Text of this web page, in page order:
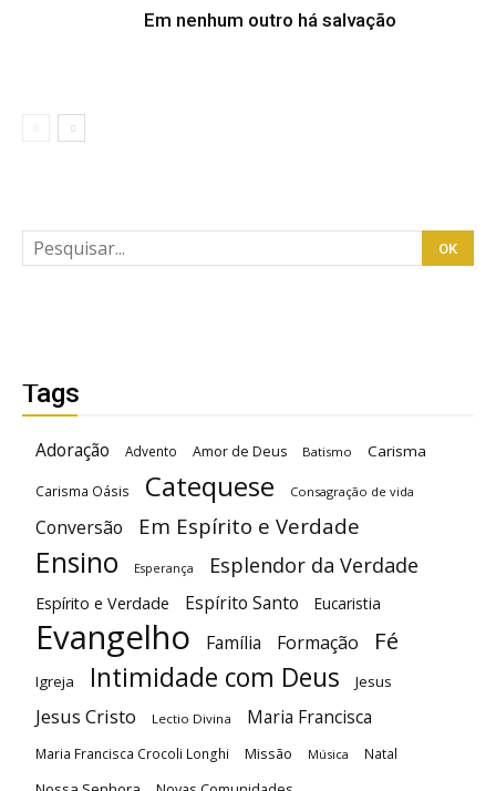
Em nenhum outro há salvação
Tags
Adoração Advento Amor de Deus Batismo Carisma
Carisma Oásis Catequese Consagração de vida
Conversão Em Espírito e Verdade
Ensino Esperança Esplendor da Verdade
Espírito e Verdade Espírito Santo Eucaristia
Evangelho Família Formação Fé
Igreja Intimidade com Deus Jesus
Jesus Cristo Lectio Divina Maria Francisca
Maria Francisca Crocoli Longhi Missão Música Natal